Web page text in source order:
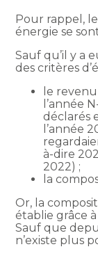
Pour rappel,
énergie se
Sauf qu’il y a
des critères
le
l’année
déclarés
l’année
à-dire
2022) ;
la
Or, la
établie grâce à
Sauf que
n’existe plus